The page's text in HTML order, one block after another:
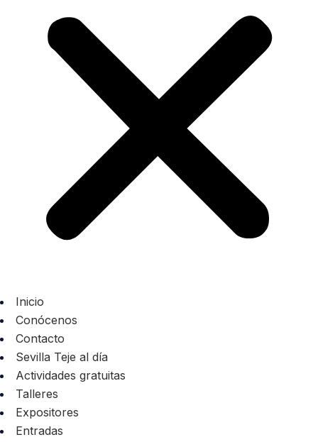
Inicio
Conócenos
Contacto
Sevilla Teje al día
Actividades gratuitas
Talleres
Expositores
Entradas